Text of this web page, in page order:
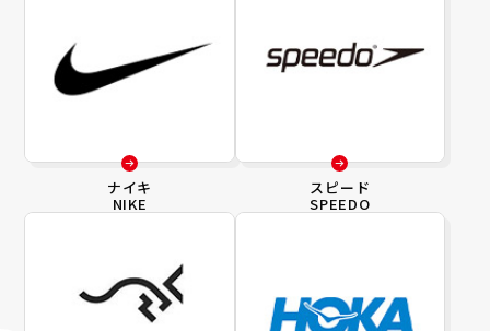
ナイキ
NIKE
スピード
SPEEDO